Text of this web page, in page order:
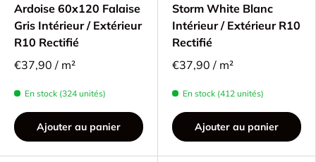
Ardoise 60x120 Falaise
Gris Intérieur / Extérieur
R10 Rectifié
€37,90 / m²
En stock (324 unités)
Ajouter au panier
Storm White Blanc
Intérieur / Extérieur R10
Rectifié
€37,90 / m²
En stock (412 unités)
Ajouter au panier